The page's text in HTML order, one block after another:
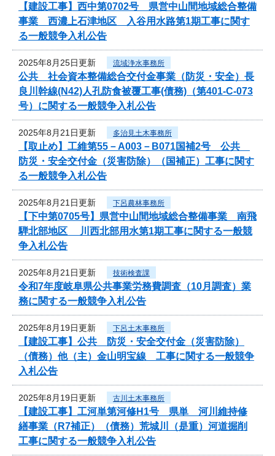
【建設工事】西中第0702号 県営中山間地域総合整備
事業 西濃上石津地区 入谷用水路第1期工事に関す
る一般競争入札公告
2025年8月25日更新 流域浄水事務所
公共 社会資本整備総合交付金事業（防災・安全）長
良川幹線(N42)人孔防食被覆工事(債務)（第401-C-073
号）に関する一般競争入札公告
2025年8月21日更新 多治見土木事務所
【取止め】工維第55－A003－B071国補2号 公共
防災・安全交付金（災害防除）（国補正）工事に関す
る一般競争入札公告
2025年8月21日更新 下呂農林事務所
【下中第0705号】県営中山間地域総合整備事業 南飛
騨北部地区 川西北部用水第1期工事に関する一般競
争入札公告
2025年8月21日更新 技術検査課
令和7年度岐阜県公共事業労務費調査（10月調査）業
務に関する一般競争入札公告
2025年8月19日更新 下呂土木事務所
【建設工事】公共 防災・安全交付金（災害防除）
（債務）他（主）金山明宝線 工事に関する一般競争
入札公告
2025年8月19日更新 古川土木事務所
【建設工事】工河単第河修H1号 県単 河川維持修
繕事業（R7補正）（債務）荒城川（是重）河道掘削
工事に関する一般競争入札公告